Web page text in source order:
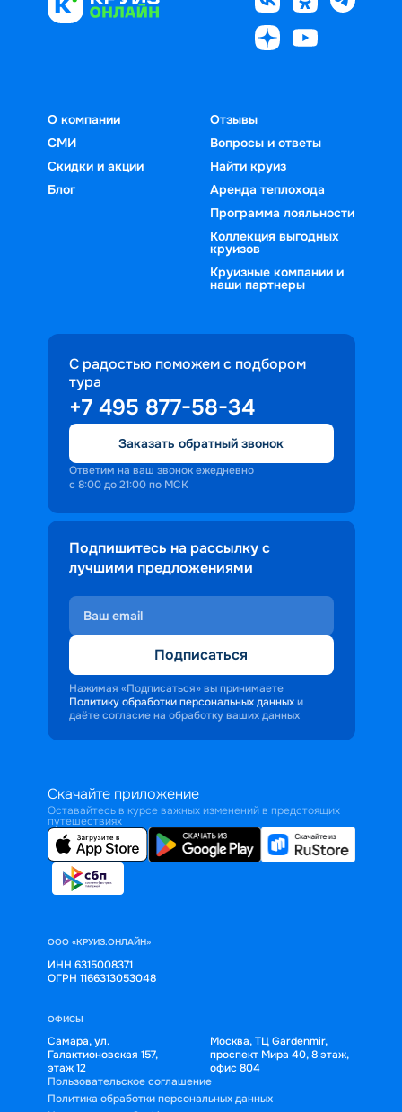
О компании
СМИ
Скидки и акции
Блог
Отзывы
Вопросы и ответы
Найти круиз
Аренда теплохода
Программа лояльности
Коллекция выгодных
круизов
Круизные компании и
наши партнеры
С радостью поможем с подбором
тура
+7 495 877-58-34
Заказать обратный звонок
Ответим на ваш звонок ежедневно
с 8:00 до 21:00 по МСК
Подпишитесь на рассылку с
лучшими предложениями
Подписаться
Нажимая «Подписаться» вы принимаете
Политику обработки персональных данных и
даёте согласие на обработку ваших данных
Скачайте приложение
Оставайтесь в курсе важных изменений в предстоящих
путешествиях
ООО «КРУИЗ.ОНЛАЙН»
ИНН 6315008371
ОГРН 1166313053048
ОФИСЫ
Самара, ул.
Галактионовская 157,
этаж 12
Москва, ТЦ Gardenmir,
проспект Мира 40, 8 этаж,
офис 804
Пользовательское соглашение
Политика обработки персональных данных